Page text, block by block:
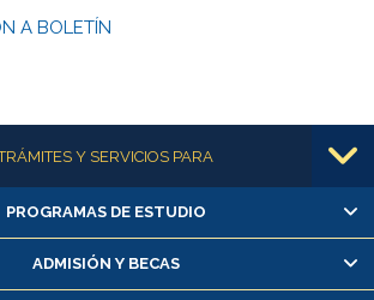
A BOLETÍN
Y SERVICIOS PARA
Alumnas/os y exalumnas/os
Matrícula en línea
y cambio de asignaturas
PROGRAMAS DE ESTUDIO
ADMISIÓN Y BECAS